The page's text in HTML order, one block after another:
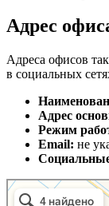
Адрес
Адреса офисов
в социальных
Адрес
Режим
Email: не